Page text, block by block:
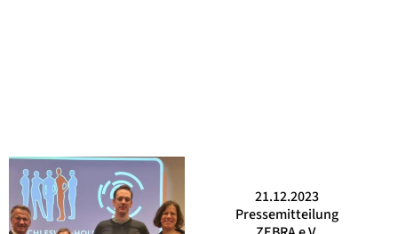
21.12.2023
Pressemitteilung